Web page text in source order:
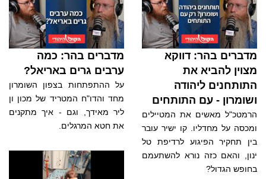
מדברים בהר: דווקא
מצוין להביא את
התותחנים ליהודה
ושומרון - עם התותחים
הרמטכ"ל מאשים את המטיילים
ומכסה על מחדליו. קו ישיר עובר
בין תחקיר הפיגוע לרדיפת טל
ינון, והאם כזה נורא להשתעמם
בחופש הגדול?
מדברים בהר: כמה
ערבים גרים באריאל?
על ההתפתחות בצפון השומרון
מחד והדו"ח המטריד של מכון ון
ליר מאידך, וגם - איך מתקנים
את חטא המרגלים.